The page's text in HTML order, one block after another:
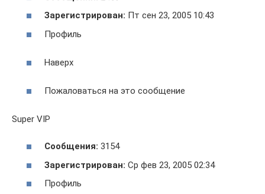
Зарегистрирован: Пт сен 23, 2005 10:43
Профиль
Наверх
Пожаловаться на это сообщение
Super VIP
Сообщения: 3154
Зарегистрирован: Ср фев 23, 2005 02:34
Профиль